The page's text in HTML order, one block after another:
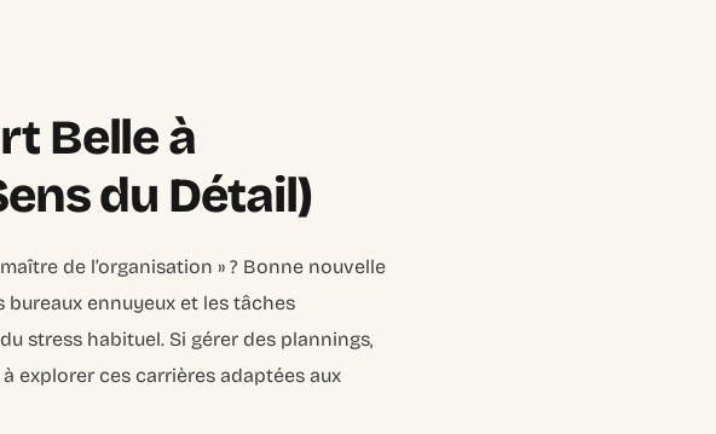
Belle à
du Détail)
de l’organisation » ? Bonne nouvelle
ennuyeux et les tâches
stress habituel. Si gérer des plannings,
explorer ces carrières adaptées aux